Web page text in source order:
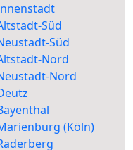
Süd
Süd
Nord
Nord
(Köln)